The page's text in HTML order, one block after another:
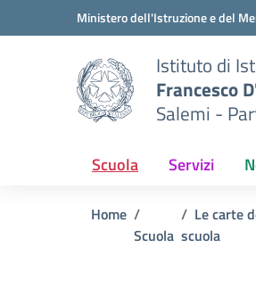
Vai ai contenuti
Vai al menu di navigazioneMinistero dell'Istruzione e del
Istituto di
Francesco
Salemi -
Scuola Servizi
Home
Scuola
Le carte
scuola